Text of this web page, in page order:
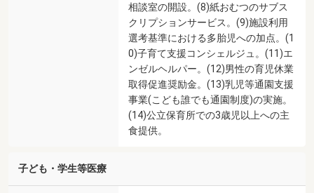
相談室の開設。(8)紙おむつのサブス
クリプションサービス。(9)施設利用
選考基準における多胎児への加点。(1
0)子育て支援コンシェルジュ。(11)エ
ンゼルヘルパー。(12)男性の育児休業
取得促進奨励金。(13)乳児等通園支援
事業(こども誰でも通園制度)の実施。
(14)公立保育所での3歳児以上への主
食提供。
子ども・学生等医療